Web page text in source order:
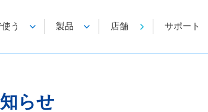
う 製品 店舗 サポート
らせ